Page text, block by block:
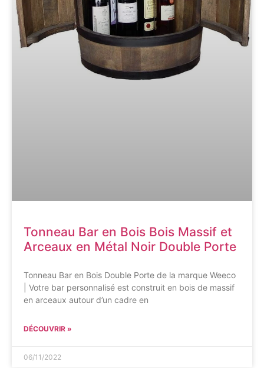
Tonneau Bar en Bois Bois Massif et
Arceaux en Métal Noir Double Porte
Tonneau Bar en Bois Double Porte de la marque Weeco
| Votre bar personnalisé est construit en bois de massif
en arceaux autour d’un cadre en
DÉCOUVRIR »
06/11/2022